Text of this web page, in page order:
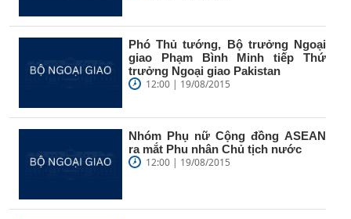
Phó Thủ tướng, Bộ trưởng Ngoại
giao Phạm Bình Minh tiếp Thứ
trưởng Ngoại giao Pakistan
12:00 | 19/08/2015
Nhóm Phụ nữ Cộng đồng ASEAN
ra mắt Phu nhân Chủ tịch nước
12:00 | 19/08/2015